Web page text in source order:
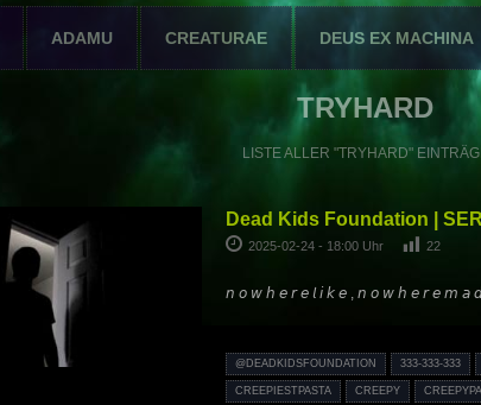
ADAMU CREATURAE DEUS EX MACHINA
TRYHARD
LISTE ALLER "TRYHARD"
Dead Kids Foundation |
2025-02-24 - 18:00 Uhr 22
𝘯 𝘰 𝘸 𝘩 𝘦 𝘳 𝘦 𝘭 𝘪 𝘬 𝘦 , 𝘯 𝘰 𝘸 𝘩 𝘦 𝘳 𝘦 𝘮 𝘢
@DEADKIDSFOUNDATION 333-333-333
CREEPIESTPASTA CREEPY